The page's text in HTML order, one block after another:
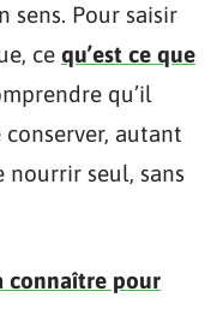
sens. Pour saisir
ce qu’est ce que
qu’il
conserver, autant
nourrir seul, sans
connaître pour